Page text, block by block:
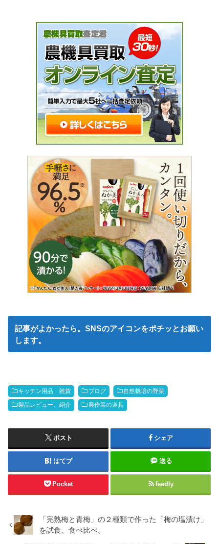
記事がよかったら。SNSのアイコンをポチッとお願い
します。
キッチン用品 雑貨 ブログ 自然栽培の野菜
製品レビュー、紹介 農作業の道具
ポスト シェア
はてブ 送る
Pocket feedly
「完熟梅と青梅」の２種類で作った「梅の塩漬け」
を試食、食べ比べ。